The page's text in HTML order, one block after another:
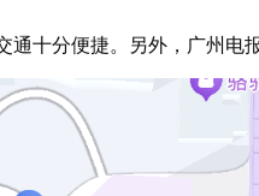
分便捷。另外，广州电